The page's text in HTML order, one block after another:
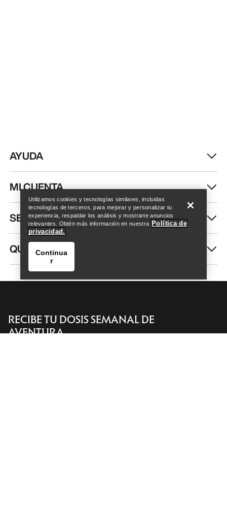
Encuentra una tienda Help
Encuentra una tienda Help
AYUDA
MI CUENTA
SEGUIR COMPRANDO
QUIÉNES SOMOS
RECIBE TU DOSIS SEMANAL DE
AVENTURA
Utilizamos cookies y tecnologías similares, incluidas
tecnologías de terceros, para mejorar y personalizar tu
experiencia, respaldar los análisis y mostrarte anuncios
relevantes. Obtén más información en nuestra Política de
privacidad.
Continua
r